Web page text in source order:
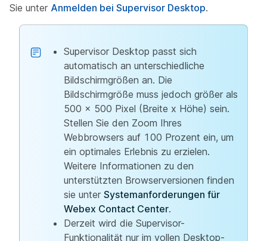
Sie unter Anmelden bei Supervisor Desktop.
Supervisor Desktop passt sich
automatisch an unterschiedliche
Bildschirmgrößen an. Die
Bildschirmgröße muss jedoch größer als
500 x 500 Pixel (Breite x Höhe) sein.
Stellen Sie den Zoom Ihres
Webbrowsers auf 100 Prozent ein, um
ein optimales Erlebnis zu erzielen.
Weitere Informationen zu den
unterstützten Browserversionen finden
sie unter Systemanforderungen für
Webex Contact Center.
Derzeit wird die Supervisor-
Funktionalität nur im vollen Desktop-